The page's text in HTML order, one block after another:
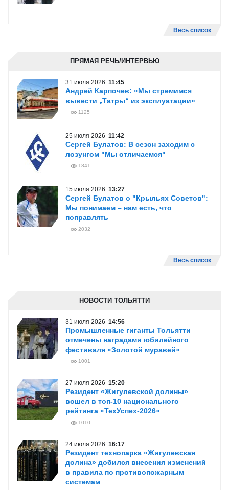
Весь список
ПРЯМАЯ РЕЧЬ/ИНТЕРВЬЮ
31 июля 2026 11:45
Андрей Карпочев: «Мы стремимся
вывести „Татры“ из эксплуатации»
1125
25 июля 2026 11:42
Сергей Булатов: В сезон заходим с
лозунгом "Мы отличаемся"
1841
15 июля 2026 13:27
Сергей Булатов о "Крыльях Советов":
Мы понимаем – нам есть, что
поправлять
2032
Весь список
НОВОСТИ ТОЛЬЯТТИ
31 июля 2026 14:56
Промышленные гиганты Тольятти
отмечены наградами юбилейного
фестиваля «Золотой муравей»
1001
27 июля 2026 15:20
Резидент «Жигулевской долины»
вошел в топ-10 национального
рейтинга «ТехУспех-2026»
1010
24 июля 2026 16:17
Резидент технопарка «Жигулевская
долина» добился внесения изменений
в правила по противопожарным
системам